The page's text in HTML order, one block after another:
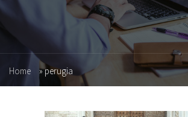
Home »perugia